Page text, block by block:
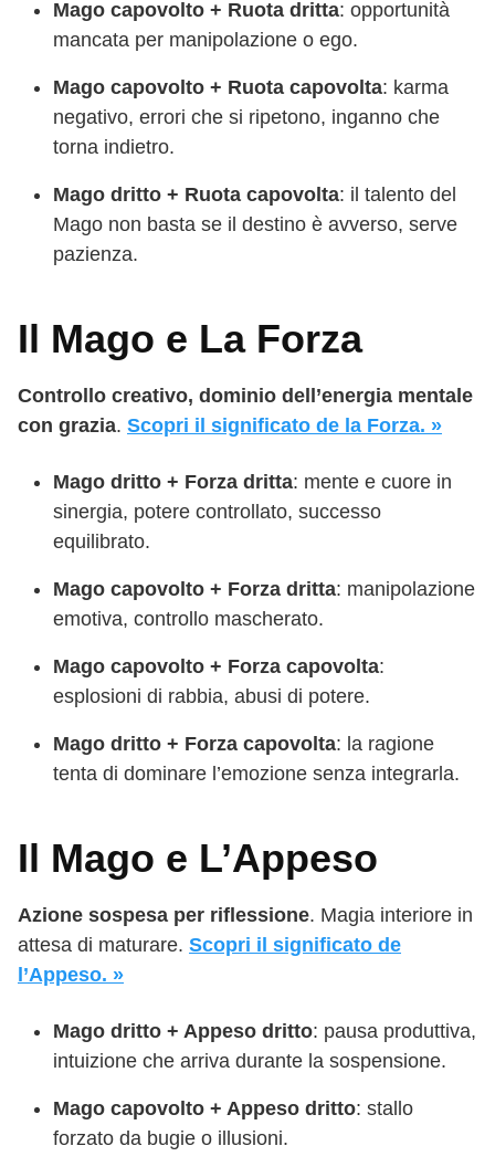
Mago capovolto + Ruota dritta: opportunità
mancata per manipolazione o ego.
Mago capovolto + Ruota capovolta: karma
negativo, errori che si ripetono, inganno che
torna indietro.
Mago dritto + Ruota capovolta: il talento del
Mago non basta se il destino è avverso, serve
pazienza.
Il Mago e La Forza
Controllo creativo, dominio dell’energia mentale
con grazia. Scopri il significato de la Forza. »
Mago dritto + Forza dritta: mente e cuore in
sinergia, potere controllato, successo
equilibrato.
Mago capovolto + Forza dritta: manipolazione
emotiva, controllo mascherato.
Mago capovolto + Forza capovolta:
esplosioni di rabbia, abusi di potere.
Mago dritto + Forza capovolta: la ragione
tenta di dominare l’emozione senza integrarla.
Il Mago e L’Appeso
Azione sospesa per riflessione. Magia interiore in
attesa di maturare. Scopri il significato de
l’Appeso. »
Mago dritto + Appeso dritto: pausa produttiva,
intuizione che arriva durante la sospensione.
Mago capovolto + Appeso dritto: stallo
forzato da bugie o illusioni.